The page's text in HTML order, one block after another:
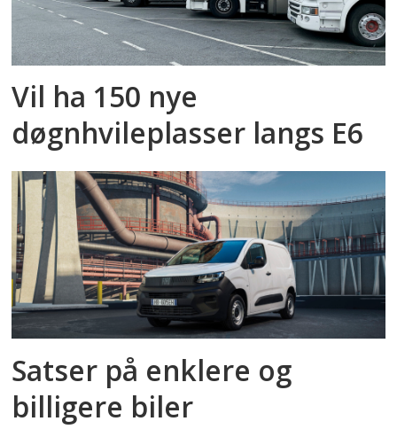
Vil ha 150 nye
døgnhvileplasser langs E6
Satser på enklere og
billigere biler